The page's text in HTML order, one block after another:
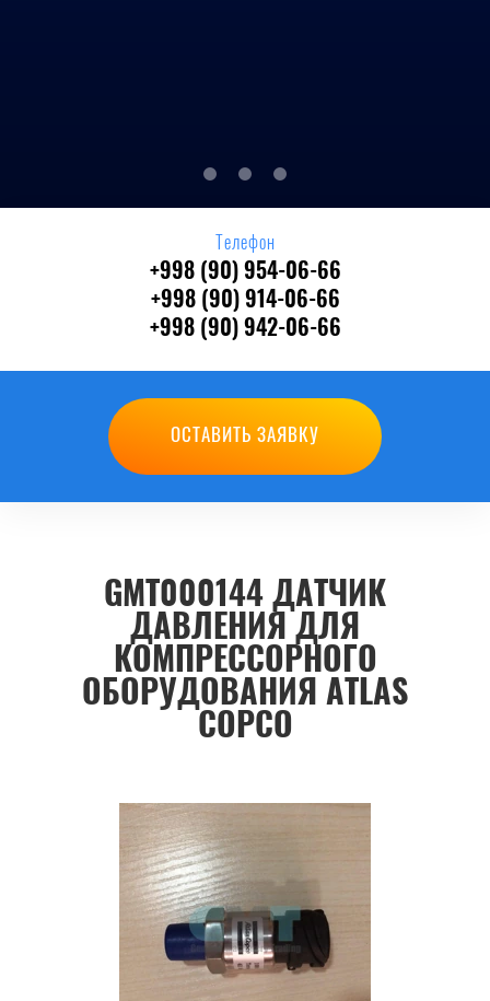
Телефон
+998 (90) 954-06-66
+998 (90) 914-06-66
+998 (90) 942-06-66
ОСТАВИТЬ ЗАЯВКУ
GMT000144 ДАТЧИК
ДАВЛЕНИЯ ДЛЯ
КОМПРЕССОРНОГО
ОБОРУДОВАНИЯ ATLAS
COPCO